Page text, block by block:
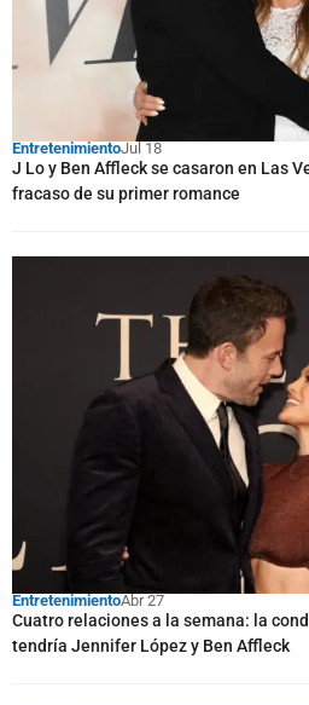
EntretenimientoJul 18
J Lo y Ben Affleck se casaron en Las
fracaso de su primer romance
EntretenimientoAbr 27
Cuatro relaciones a la semana: la
tendría Jennifer López y Ben Affleck